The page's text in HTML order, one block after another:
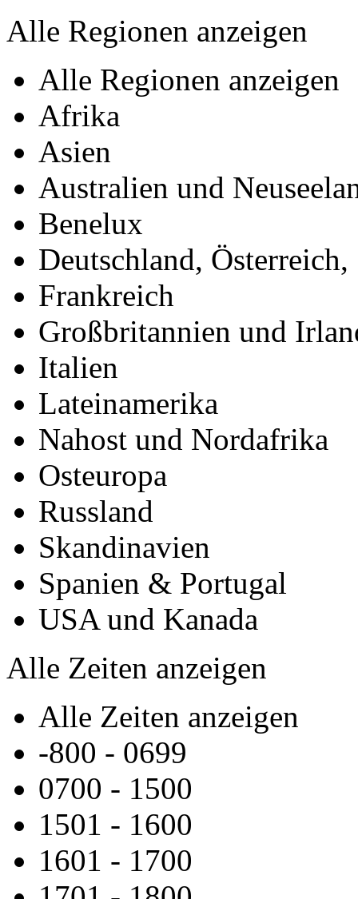
Alle Regionen anzeigen
Alle Regionen anzeigen
Afrika
Asien
Australien und
Benelux
Deutschland,
Frankreich
Großbritannien und
Italien
Lateinamerika
Nahost und Nordafrika
Osteuropa
Russland
Skandinavien
Spanien & Portugal
USA und Kanada
Alle Zeiten anzeigen
Alle Zeiten anzeigen
-800 -­ 0699
0700 - 1500
1501 -­ 1600
1601 -­ 1700